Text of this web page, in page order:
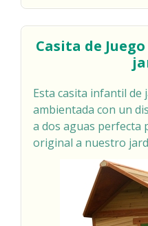
Casita de
Esta casita infantil de
ambientada con un
a dos aguas perfecta
original a nuestro